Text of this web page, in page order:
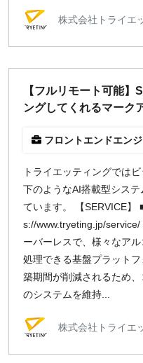
週5日
週2日
週1日
大阪
名古屋
京都
福岡
募集状況
募集中のみ表示
株式会社トライエ
【フルリモート可能
ングしてくれるマーク
フロントエンドエン
トライエッティングでは
下のようなAI搭載型シス
ています。 【SERVICE】
s://www.tryeting.jp/
ーバーレスで、様々なア
処理できる基盤プラット
築期間が削減されるため
のシステムを維持...
株式会社トライエ